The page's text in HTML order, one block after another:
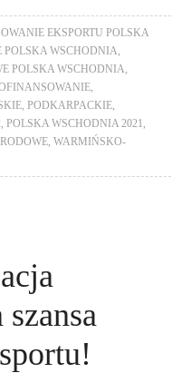
EKSPORTU POLSKA
POLSKA WSCHODNIA
POLSKA WSCHODNIA
,PODKARPACKIE
,POLSKA WSCHODNIA 2021
,WARMIŃSKO-